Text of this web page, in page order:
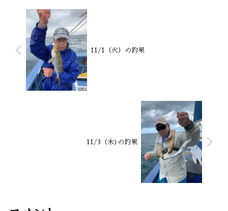
11/1（火）の釣果
11/3（木)の釣果